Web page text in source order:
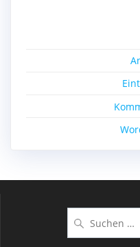
nach: